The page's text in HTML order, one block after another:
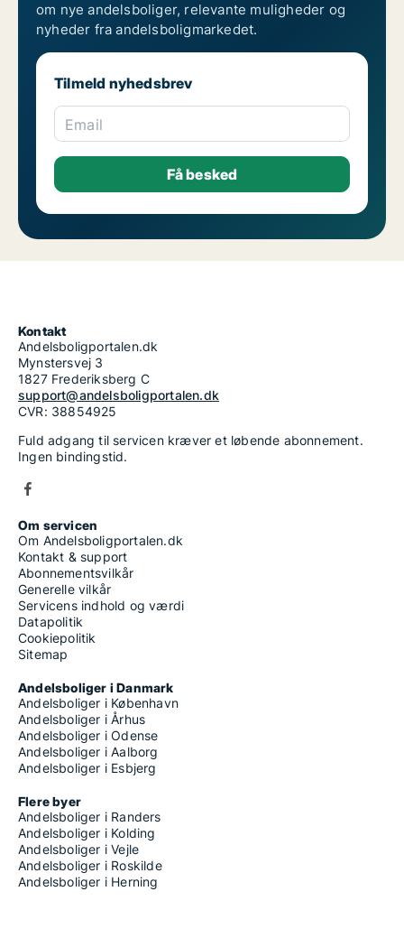
om nye andelsboliger, relevante muligheder og
nyheder fra andelsboligmarkedet.
Tilmeld nyhedsbrev
Email
Kontakt
Andelsboligportalen.dk
Mynstersvej 3
1827 Frederiksberg C
support@andelsboligportalen.dk
CVR: 38854925
Fuld adgang til servicen kræver et løbende abonnement.
Ingen bindingstid.
Om servicen
Om Andelsboligportalen.dk
Kontakt & support
Abonnementsvilkår
Generelle vilkår
Servicens indhold og værdi
Datapolitik
Cookiepolitik
Sitemap
Andelsboliger i Danmark
Andelsboliger i København
Andelsboliger i Århus
Andelsboliger i Odense
Andelsboliger i Aalborg
Andelsboliger i Esbjerg
Flere byer
Andelsboliger i Randers
Andelsboliger i Kolding
Andelsboliger i Vejle
Andelsboliger i Roskilde
Andelsboliger i Herning